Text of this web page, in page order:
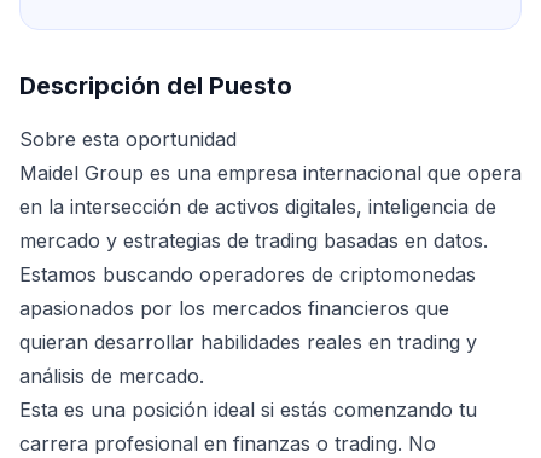
Descripción del Puesto
Sobre esta oportunidad
Maidel Group es una empresa internacional que opera
en la intersección de activos digitales, inteligencia de
mercado y estrategias de trading basadas en datos.
Estamos buscando operadores de criptomonedas
apasionados por los mercados financieros que
quieran desarrollar habilidades reales en trading y
análisis de mercado.
Esta es una posición ideal si estás comenzando tu
carrera profesional en finanzas o trading. No